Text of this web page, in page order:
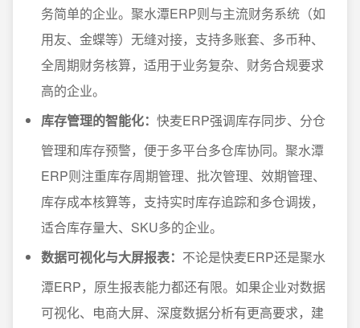
务简单的企业。聚水潭ERP则与主流财务系统（如
用友、金蝶等）无缝对接，支持多账套、多币种、
全周期财务核算，适用于业务复杂、财务合规要求
高的企业。
库存管理的智能化： 快麦ERP强调库存同步、分仓
管理和库存预警，便于多平台多仓库协同。聚水潭
ERP则注重库存周期管理、批次管理、效期管理、
库存成本核算等，支持实时库存追踪和多仓调拨，
适合库存量大、SKU多的企业。
数据可视化与大屏报表： 不论是快麦ERP还是聚水
潭ERP，原生报表能力都还有限。如果企业对数据
可视化、电商大屏、深度数据分析有更高要求，建